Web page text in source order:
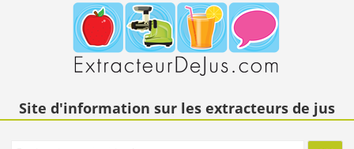
Site d'information sur les extracteurs de jus